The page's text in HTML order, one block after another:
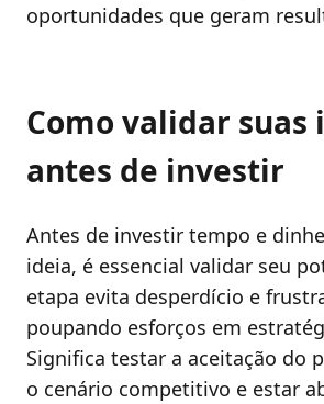
oportunidades que geram
Como validar suas
antes de investir
Antes de investir tempo e
ideia, é essencial validar seu
etapa evita desperdício e
poupando esforços em
Significa testar a aceitação do
o cenário competitivo e estar